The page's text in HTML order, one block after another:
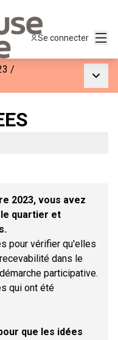
Se connecter
/
2023, vous avez
quartier et
pour vérifier qu'elles
dans le
participative.
qui ont été
que les idées